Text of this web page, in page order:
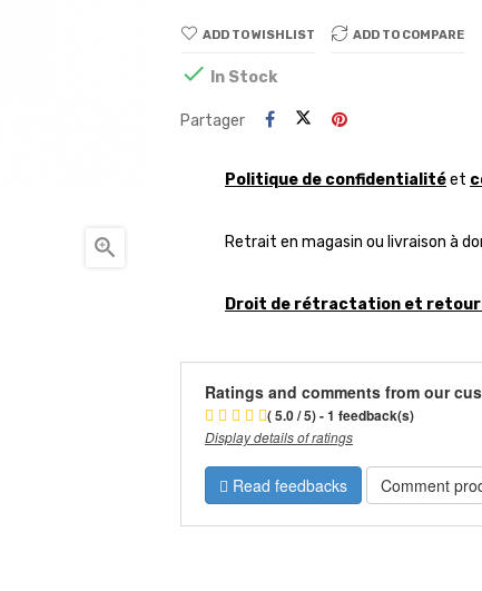

ADD TO WISHLIST ADD TO COMPARE
 In Stock
Partager
Politique de confidentialitéet
Retrait en magasin ou livraison à
Droit de rétractation et
Ratings and comments from our
( 5.0 / 5) - 1 feedback(s)
Display details of ratings
Read feedbacks Comment